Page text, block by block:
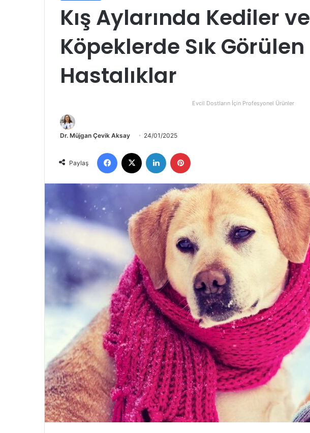
Kış Aylarında Kediler ve
Köpeklerde Sık Görülen
Hastalıklar
Evcil Dostların İçin Profesyonel Ürünler
Dr. Müjgan Çevik Aksay 24/01/2025
Paylaş